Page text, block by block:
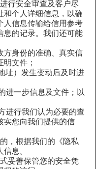
行安全审查及客户尽
和个人详细信息，以确
人信息传输给信用参考
息的记录。我们还可能
方身份的准确、真实信
文件；
址）发生变动后及时进
进一步信息及文件；以
进行我们认为必要的查
实您向我们提供的信
，根据我们的《隐私
息。
妥善保管您的安全凭